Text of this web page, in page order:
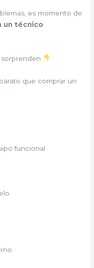
es momento de
un técnico
que comprar un
funcional